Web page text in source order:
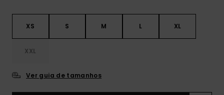
XS S M L XL
XXL
Ver guia de tamanhos